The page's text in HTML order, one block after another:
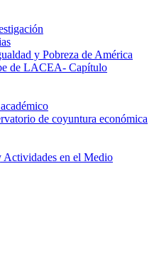
y Pobreza de América
de LACEA- Capítulo
de coyuntura económica
en el Medio